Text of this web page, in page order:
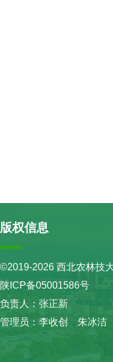
版权信息
©2019-2026 西北农林技
陕ICP备05001586号
负责人：张正新
管理员：李收创 朱冰洁